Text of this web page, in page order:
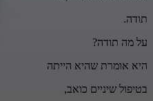
תודה.
על מה תודה?
היא אומרת שהיא הייתה
בטיפול שיניים כואב,